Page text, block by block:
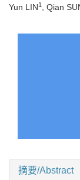
Yun LIN1 , Qian
摘要/Abstract